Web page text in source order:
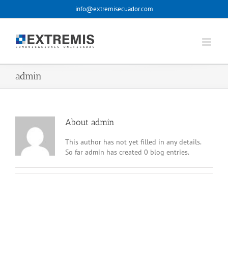
info@extremisecuador.com
admin
About admin
This author has not yet filled in any details.
So far admin has created 0 blog entries.